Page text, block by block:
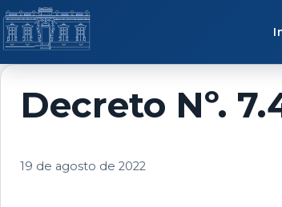
Saltar al contenido
Decreto Nº.
19 de agosto de 2022